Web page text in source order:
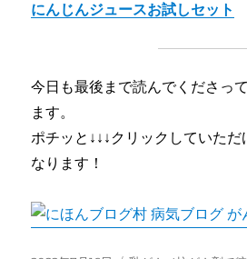
にんじんジュースお試しセット
今日も最後まで読んでくださっ
ます。
ポチッと↓↓↓クリックしていた
なります！